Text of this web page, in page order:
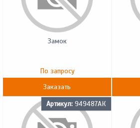
Замок
По запросу
Заказать
Артикул: 949487АК